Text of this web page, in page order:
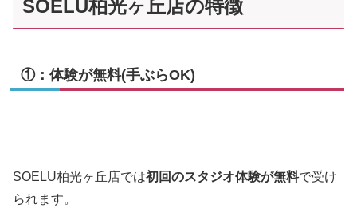
SOELU柏光ヶ丘店の特徴
①：体験が無料(手ぶらOK)
SOELU柏光ヶ丘店では初回のスタジオ体験が無料で受け
られます。